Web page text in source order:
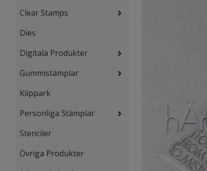
Clear Stamps
Dies
Digitala Produkter
Gummistämplar
Klippark
Personliga Stämplar
Stenciler
Övriga Produkter